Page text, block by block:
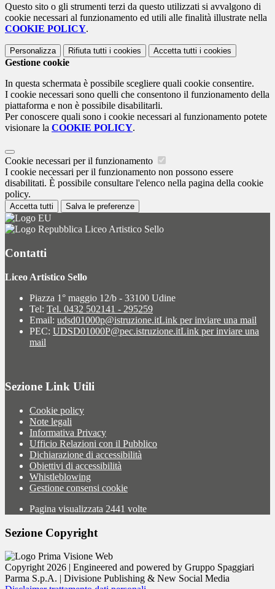
Questo sito o gli strumenti terzi da questo utilizzati si avvalgono di
cookie necessari al funzionamento ed utili alle finalità illustrate nella
COOKIE POLICY.
Personalizza Rifiuta tutti i cookies Accetta tutti i cookies
Gestione cookie
In questa schermata è possibile scegliere quali cookie consentire.
I cookie necessari sono quelli che consentono il funzionamento della
piattaforma e non è possibile disabilitarli.
Per conoscere quali sono i cookie necessari al funzionamento potete
visionare la COOKIE POLICY.
Cookie necessari per il funzionamento
I cookie necessari per il funzionamento non possono essere
disabilitati. È possibile consultare l'elenco nella pagina della cookie
policy.
Accetta tutti Salva le preferenze
Liceo Artistico Sello
Contatti
Liceo Artistico Sello
Piazza 1° maggio 12/b - 33100 Udine
Tel: Tel. 0432 502141 - 295259
Email: udsd01000p@istruzione.itLink per inviare una mail
PEC: UDSD01000P@pec.istruzione.itLink per inviare una
mail
Sezione Link Utili
Cookie policy
Note legali
Informativa Privacy
Ufficio Relazioni con il Pubblico
Dichiarazione di accessibilità
Obiettivi di accessibilità
Whistleblowing
Gestione consensi cookie
Pagina visualizzata 2441 volte
Sezione Copyright
Copyright 2026 | Engineered and powered by Gruppo Spaggiari
Parma S.p.A. | Divisione Publishing & New Social Media